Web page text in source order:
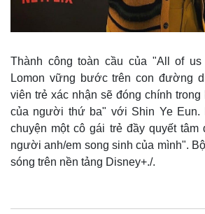
Thông tin doanh nghiệp
Doanh nghiệp 24h
Doanh nhân
Vì cộng đồng
Sành
Tin
Trải
Thành công toàn cầu của "All of
Lomon vững bước trên con đường
viên trẻ xác nhận sẽ đóng chính
của người thứ ba" với Shin Ye Eun.
chuyện một cô gái trẻ đầy quyết tâm
người anh/em song sinh của mình".
sóng trên nền tảng Disney+./.